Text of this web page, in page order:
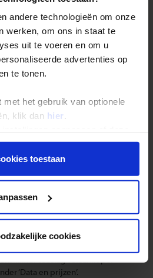
andere technologieën om onze
werken, om ons in staat te
uit te voeren en om u
advertenties op
te tonen.
het gebruik van optionele
klik dan hier .
gewenst moment voor de
toestaan
cookies
jouw
zichtbaar bij de
keuze:
tegen toeslag
toeslag verschilt per
‘Data en prijzen’.